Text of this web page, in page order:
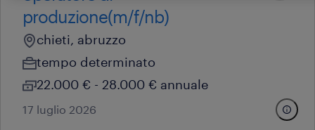
produzione(m/f/nb)
chieti, abruzzo
tempo determinato
22.000 € - 28.000 € annuale
17 luglio 2026